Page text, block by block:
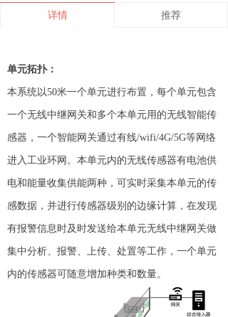
详情 推荐
单元拓扑：
本系统以50米一个单元进行布置，每个单元包含
一个无线中继网关和多个本单元用的无线智能传
感器，一个智能网关通过有线/wifi/4G/5G等网络
进入工业环网。本单元内的无线传感器有电池供
电和能量收集供能两种，可实时采集本单元的传
感数据，并进行传感器级别的边缘计算，在发现
有报警信息时及时发送给本单元无线中继网关做
集中分析、报警、上传、处置等工作，一个单元
内的传感器可随意增加种类和数量。